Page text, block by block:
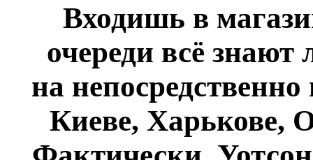
Входишь в
очереди всё
на
Киеве, Харькове,